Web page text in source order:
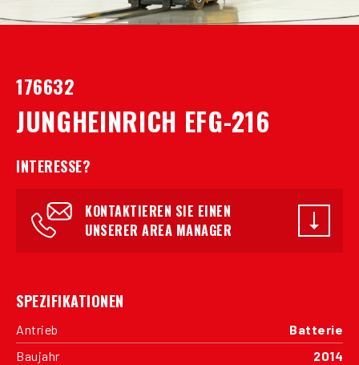
176632
JUNGHEINRICH EFG-216
INTERESSE?
KONTAKTIEREN SIE EINEN
UNSERER AREA MANAGER
SPEZIFIKATIONEN
Antrieb
Batterie
Baujahr
2014